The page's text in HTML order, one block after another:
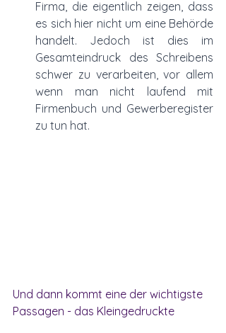
Firma, die eigentlich zeigen, dass
es sich hier nicht um eine Behörde
handelt. Jedoch ist dies im
Gesamteindruck des Schreibens
schwer zu verarbeiten, vor allem
wenn man nicht laufend mit
Firmenbuch und Gewerberegister
zu tun hat.
Und dann kommt eine der wichtigste
Passagen - das Kleingedruckte